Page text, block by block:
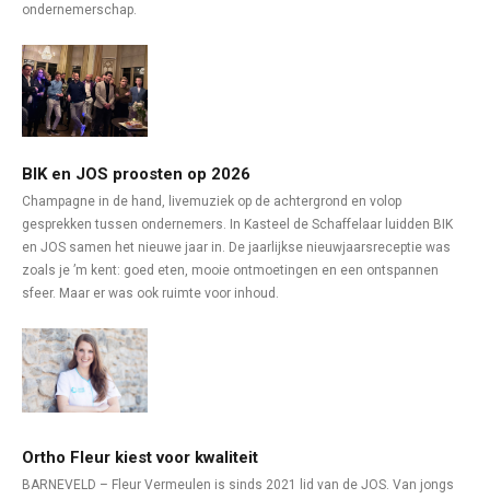
ondernemerschap.
BIK en JOS proosten op 2026
Champagne in de hand, livemuziek op de achtergrond en volop
gesprekken tussen ondernemers. In Kasteel de Schaffelaar luidden BIK
en JOS samen het nieuwe jaar in. De jaarlijkse nieuwjaarsreceptie was
zoals je ’m kent: goed eten, mooie ontmoetingen en een ontspannen
sfeer. Maar er was ook ruimte voor inhoud.
Ortho Fleur kiest voor kwaliteit
BARNEVELD – Fleur Vermeulen is sinds 2021 lid van de JOS. Van jongs